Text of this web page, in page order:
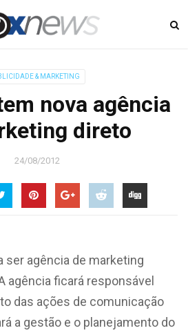
& MARKETING
nova agência
direto
24/08/2012
ser agência de marketing
agência ficará responsável
das ações de comunicação
a gestão e o planejamento do